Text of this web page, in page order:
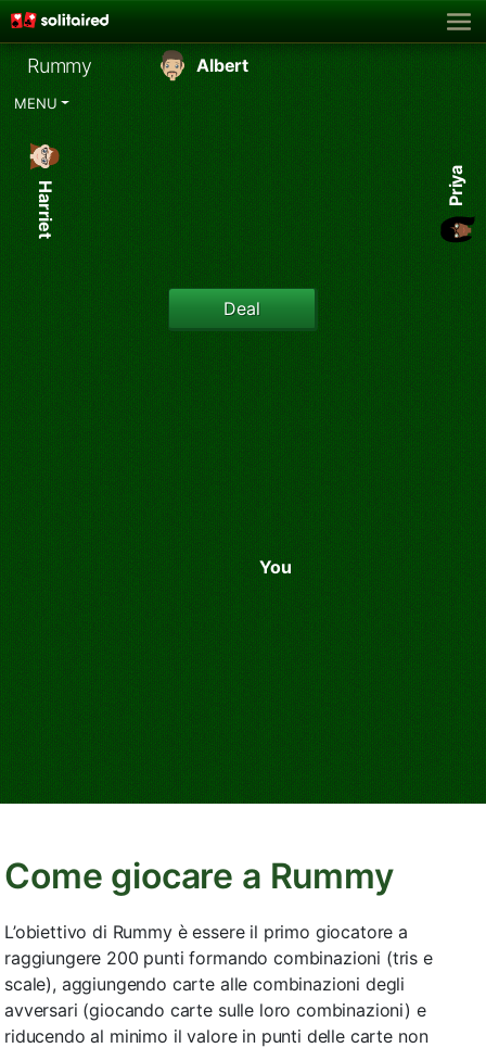
Rummy
MENU
Deal
You
Harriet
Albert
Priya
Come giocare a Rummy
L’obiettivo di Rummy è essere il primo giocatore a
raggiungere 200 punti formando combinazioni (tris e
scale), aggiungendo carte alle combinazioni degli
avversari (giocando carte sulle loro combinazioni) e
riducendo al minimo il valore in punti delle carte non